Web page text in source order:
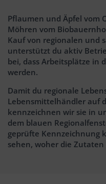
Pflaumen und Äpfel vom
Möhren vom
Kauf von regionalen und
unterstützt du aktiv
bei, dass Arbeitsplätze in
werden.
Damit du regionale
Lebensmittelhändler auf
kennzeichnen wir sie in
dem blauen
geprüfte Kennzeichnung
sehen, woher die